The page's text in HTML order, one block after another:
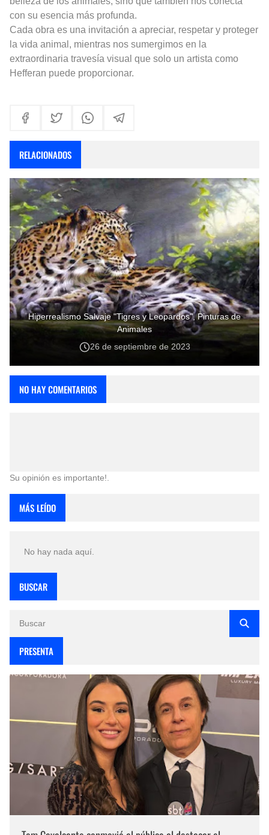
con su esencia más profunda.
Cada obra es una invitación a apreciar, respetar y proteger
la vida animal, mientras nos sumergimos en la
extraordinaria travesía visual que solo un artista como
Hefferan puede proporcionar.
RELACIONADOS
Hiperrealismo Salvaje "Tigres y Leopardos", Pinturas de
Animales
26 de septiembre de 2023
NO HAY COMENTARIOS
Su opinión es importante!.
MÁS LEÍDO
No hay nada aquí.
BUSCAR
PRESENTA